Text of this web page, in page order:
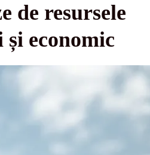
de resursele
economic